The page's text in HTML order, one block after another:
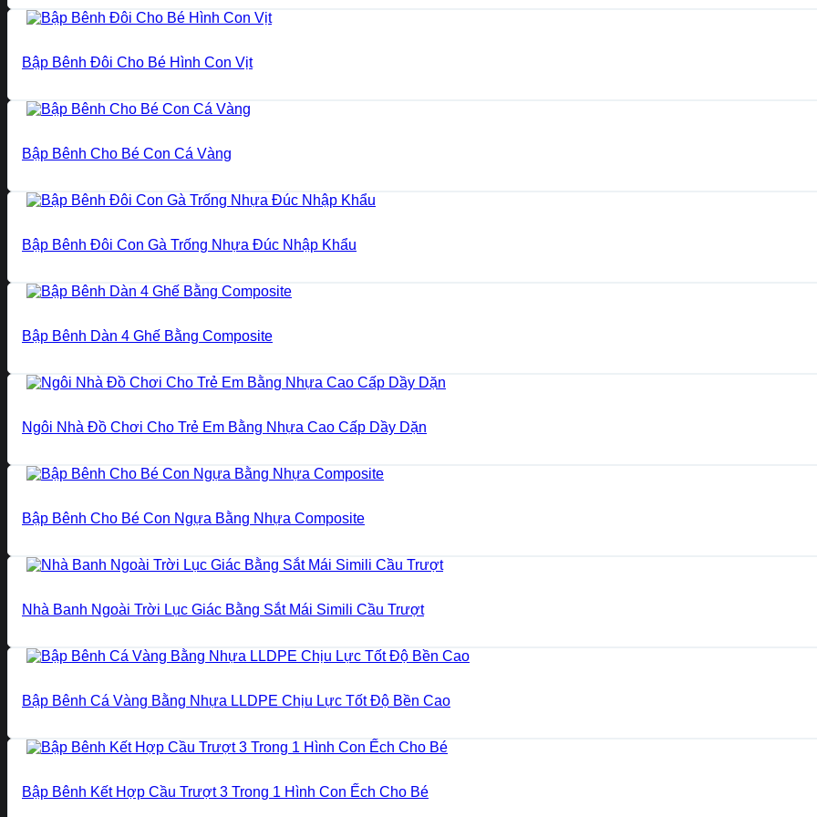
Bập Bênh Đôi Cho Bé Hình Con Vịt
Bập Bênh Cho Bé Con Cá Vàng
Bập Bênh Đôi Con Gà Trống Nhựa Đúc Nhập Khẩu
Bập Bênh Dàn 4 Ghế Bằng Composite
Ngôi Nhà Đồ Chơi Cho Trẻ Em Bằng Nhựa Cao Cấp Dầy Dặn
Bập Bênh Cho Bé Con Ngựa Bằng Nhựa Composite
Nhà Banh Ngoài Trời Lục Giác Bằng Sắt Mái Simili Cầu Trượt
Bập Bênh Cá Vàng Bằng Nhựa LLDPE Chịu Lực Tốt Độ Bền Cao
Bập Bênh Kết Hợp Cầu Trượt 3 Trong 1 Hình Con Ếch Cho Bé